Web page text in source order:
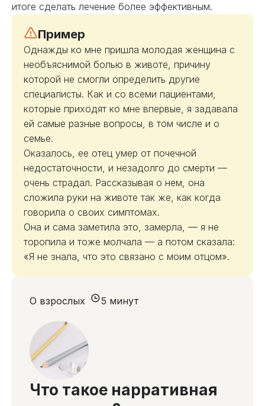
итоге сделать лечение более эффективным.
Пример
Однажды ко мне пришла молодая женщина с
необъяснимой болью в животе, причину
которой не смогли определить другие
специалисты. Как и со всеми пациентами,
которые приходят ко мне впервые, я задавала
ей самые разные вопросы, в том числе и о
семье.
Оказалось, ее отец умер от почечной
недостаточности, и незадолго до смерти —
очень страдал. Рассказывая о нем, она
сложила руки на животе так же, как когда
говорила о своих симптомах.
Она и сама заметила это, замерла, — я не
торопила и тоже молчала — а потом сказала:
«Я не знала, что это связано с моим отцом».
Что такое нарративная
О взрослых 5 минут